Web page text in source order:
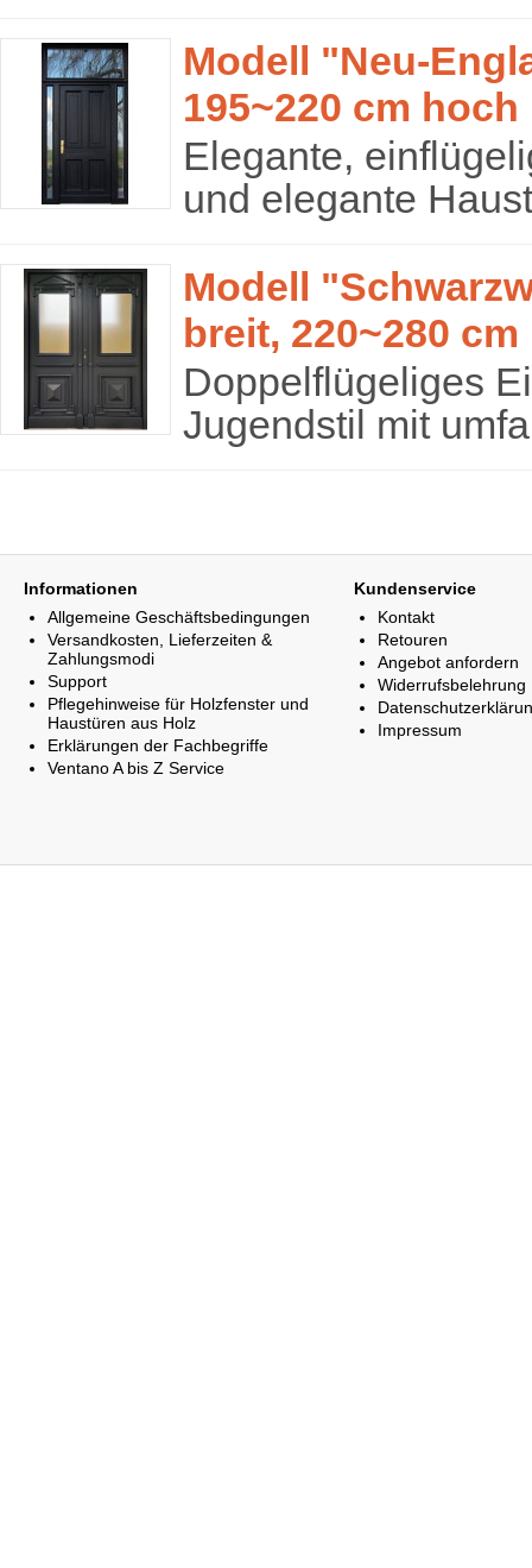
Modell "Neu-
195~220 cm hoch
Elegante,
und elegante
Modell
breit, 220~280
Doppelflügeliges
Jugendstil mit
Informationen
Allgemeine Geschäftsbedingungen
Versandkosten, Lieferzeiten &
Zahlungsmodi
Support
Pflegehinweise für Holzfenster und
Haustüren aus Holz
Erklärungen der Fachbegriffe
Ventano A bis Z Service
Kundenservice
Kontakt
Retouren
Angebot anfordern
Widerrufsbelehrung
Impressum